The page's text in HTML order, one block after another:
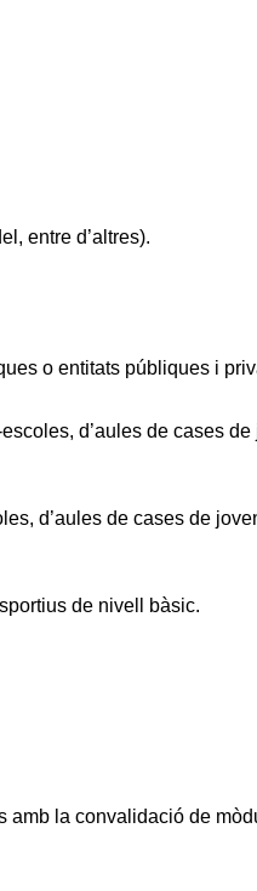
entre d’altres).
o entitats públiques i
d’aules de cases
d’aules de cases de
de nivell bàsic.
la convalidació de